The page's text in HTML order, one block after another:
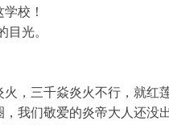
校！
目光。
，三千焱炎火不行，就红
我们敬爱的炎帝大人还没